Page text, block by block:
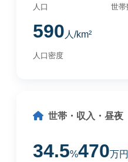
人口 世帯
590 人/km²
人口密度
世帯・収入・昼夜
34.5%470万円